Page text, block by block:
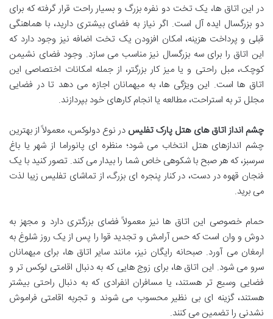
در این اتاق ها، یک تخت دو نفره بزرگ و بسیار راحت قرار گرفته که برای
دو بزرگسال ایده آل است. اگر نیاز به فضای بیشتری دارید، با هماهنگی
قبلی و پرداخت هزینه، امکان افزودن یک تخت اضافه نیز وجود دارد که
این اتاق را برای سه بزرگسال نیز مناسب می سازد. وجود فضای نشیمن
کوچک، مبل راحتی و یا میز کار بزرگتر، از جمله امکانات اختصاصی این
اتاق ها است. این ویژگی ها، به میهمانان اجازه می دهد تا در فضایی
مجلل تر به استراحت، مطالعه یا انجام کارهای خود بپردازند.
چشم انداز اتاق های هتل پارک تفلیس در نوع دولوکس، معمولاً از بهترین
چشم اندازهای هتل انتخاب می شود؛ منظره ای پانوراما از شهر یا باغ
سرسبز، که هر صبح با شکوهی خاص شما را بیدار می کند. تصور کنید با یک
فنجان قهوه در دست، در کنار پنجره ای بزرگ، از تماشای تفلیس زیبا لذت
می برید.
حمام خصوصی این اتاق ها نیز معمولاً فضای بزرگتری دارد و مجهز به
دوش و وان است که حس آرامش و تجدید قوا را پس از یک روز شلوغ به
ارمغان می آورد. صبحانه رایگان نیز، مانند سایر اتاق ها، برای میهمانان
سرو می شود. این اتاق ها، برای زوج هایی که به دنبال اقامتی لوکس تر و
فضایی وسیع تر هستند، یا مسافران انفرادی که به دنبال راحتی بیشتر
هستند، گزینه ای بی نظیر محسوب می شوند و تجربه اقامتی فراموش
نشدنی را تضمین می کنند.